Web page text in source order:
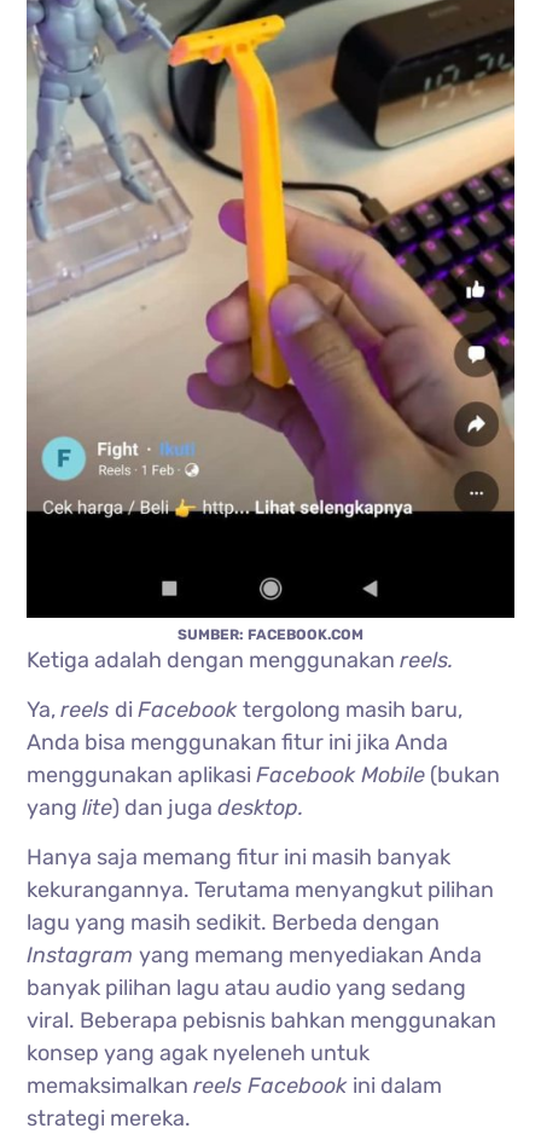
SUMBER: FACEBOOK.COM
Ketiga adalah dengan menggunakanreels.
Ya,reels diFacebooktergolong masih baru,
Anda bisa menggunakan fitur ini jika Anda
menggunakan aplikasiFacebook Mobile (bukan
yanglite) dan jugadesktop.
Hanya saja memang fitur ini masih banyak
kekurangannya. Terutama menyangkut pilihan
lagu yang masih sedikit. Berbeda dengan
Instagramyang memang menyediakan Anda
banyak pilihan lagu atau audio yang sedang
viral. Beberapa pebisnis bahkan menggunakan
konsep yang agak nyeleneh untuk
memaksimalkanreels Facebook ini dalam
strategi mereka.